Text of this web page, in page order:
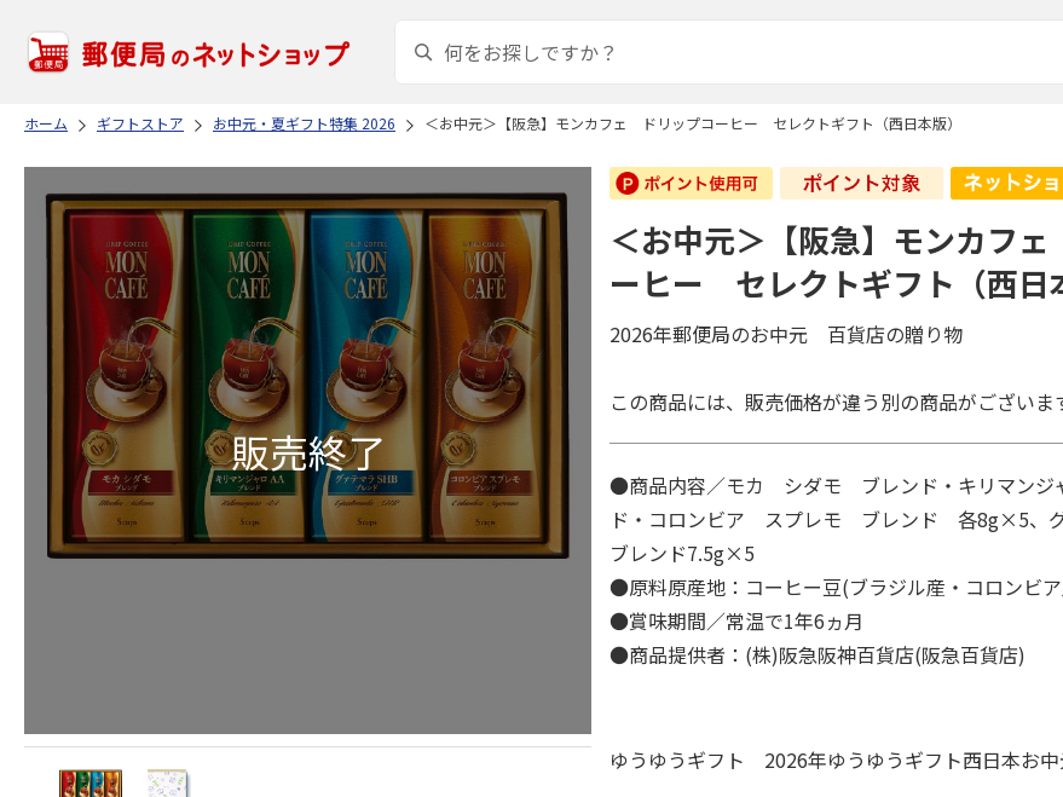
ホーム ギフトストア お中元・夏ギフト特集 2026 ＜お中元＞【阪急】モンカフェ ドリップコーヒー セレクトギフト（西日本版）
＜お中元＞【阪急】モンカフ
ーヒー セレクトギフト（西日
2026年郵便局のお中元 百貨店の贈り物
この商品には、販売価格が違う別の商品がございま
●商品内容／モカ シダモ ブレンド・キリマン
ド・コロンビア スプレモ ブレンド 各8g×5、
ブレンド7.5g×5
●原料原産地：コーヒー豆(ブラジル産・コロンビ
●賞味期間／常温で1年6ヵ月
●商品提供者：(株)阪急阪神百貨店(阪急百貨店)
ゆうゆうギフト 2026年ゆうゆうギフト西日本お